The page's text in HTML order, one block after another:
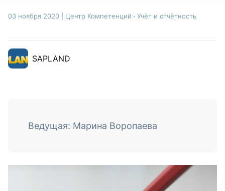
03 ноября 2020 Центр Компетенций Учёт и отчётность
SAPLAND
Ведущая: Марина Воропаева